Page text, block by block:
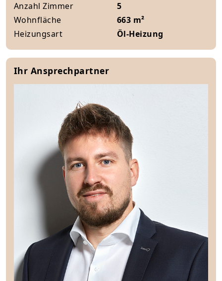
Anzahl Zimmer
5
Wohnfläche
663 m²
Heizungsart
Öl-Heizung
Ihr Ansprechpartner